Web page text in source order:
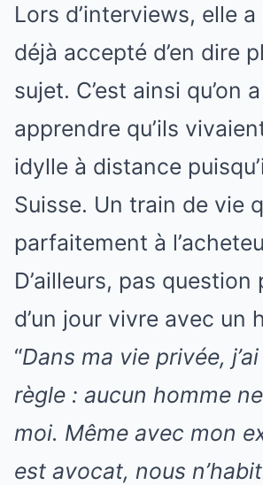
Lors d’interviews, elle
déjà accepté d’en dire
sujet. C’est ainsi qu’on
apprendre qu’ils
idylle à distance
Suisse. Un train de vie
parfaitement à
D’ailleurs, pas question
d’un jour vivre avec un
“Dans ma vie privée,
règle : aucun homme
moi. Même avec mon
est avocat, nous